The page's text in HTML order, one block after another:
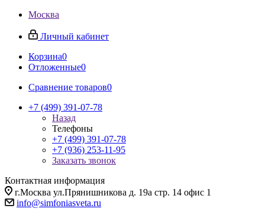
Москва
Личный кабинет
Корзина0
Отложенные0
Сравнение товаров0
+7 (499) 391-07-78
Назад
Телефоны
+7 (499) 391-07-78
+7 (936) 253-11-95
Заказать звонок
Контактная информация
г.Москва ул.Прянишникова д. 19а стр. 14 офис 1
info@simfoniasveta.ru